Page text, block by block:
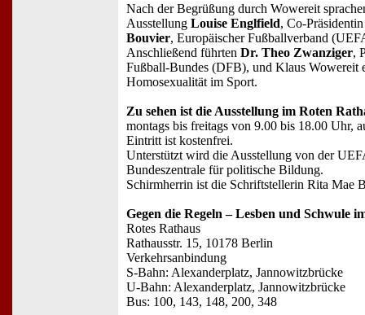
Nach der Begrüßung durch Wowereit
Ausstellung Louise Englfield, Co-
Bouvier, Europäischer Fußballverband
Anschließend führten Dr. Theo Zwanziger,
Fußball-Bundes (DFB), und Klaus Wowereit
Homosexualität im Sport.
Zu sehen ist die Ausstellung im Roten
montags bis freitags von 9.00 bis 18.00 Uhr,
Eintritt ist kostenfrei.
Unterstützt wird die Ausstellung von der
Bundeszentrale für politische Bildung.
Schirmherrin ist die Schriftstellerin Rita Mae
Gegen die Regeln – Lesben und Schwule
Rotes Rathaus
Rathausstr. 15, 10178 Berlin
Verkehrsanbindung
S-Bahn: Alexanderplatz, Jannowitzbrücke
U-Bahn: Alexanderplatz, Jannowitzbrücke
Bus: 100, 143, 148, 200, 348